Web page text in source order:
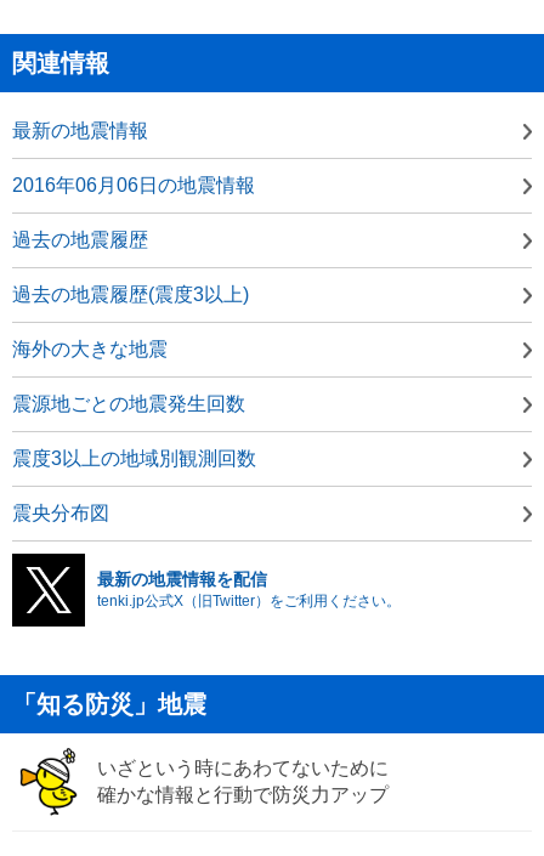
関連情報
最新の地震情報
2016年06月06日の地震情報
過去の地震履歴
過去の地震履歴(震度3以上)
海外の大きな地震
震源地ごとの地震発生回数
震度3以上の地域別観測回数
震央分布図
最新の地震情報を配信
tenki.jp公式X（旧Twitter）をご利用ください。
「知る防災」地震
いざという時にあわてないために
確かな情報と行動で防災力アップ